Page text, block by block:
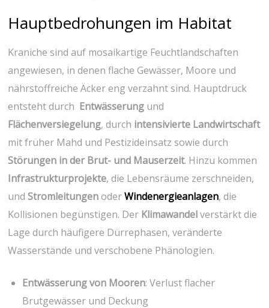
Hauptbedrohungen im Habitat
Kraniche sind auf mosaikartige Feuchtlandschaften
angewiesen, in⁤ denen flache Gewässer, Moore und
nährstoffreiche ⁤Äcker eng verzahnt sind. Hauptdruck
entsteht durch ‌ Entwässerung und
Flächenversiegelung, durch intensivierte Landwirtschaft
mit früher Mahd und Pestizideinsatz sowie durch​
Störungen in der Brut- ​und Mauserzeit. Hinzu kommen
Infrastrukturprojekte, die​ Lebensräume⁢ zerschneiden,
undStromleitungenoderWindenergieanlagen, ⁣die
Kollisionen begünstigen. Der Klimawandelverstärkt die
Lage durch häufigere Dürrephasen, veränderte
Wasserstände und ⁢verschobene Phänologien.
Entwässerung von Mooren: Verlust flacher
Brutgewässer und Deckung